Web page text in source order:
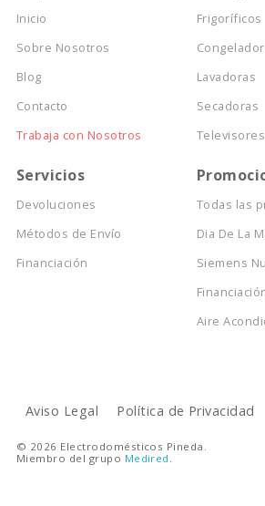
Inicio
Sobre Nosotros
Blog
Contacto
Trabaja con Nosotros
Frigoríficos
Lavadoras
Secadoras
Televisores
Servicios
Devoluciones
Métodos de Envío
Financiación
Todas las
Dia De La
Siemens
Aire
Aviso Legal Política de Privacidad
© 2026 Electrodomésticos Pineda.
Miembro del grupo Medired